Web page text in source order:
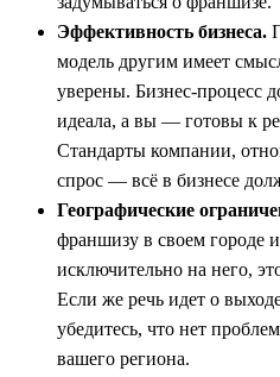
Эффективность бизнеса.
модель другим имеет
уверены. Бизнес-процесс
идеала, а вы — готовы к
Стандарты компании,
спрос — всё в бизнесе
Географические
франшизу в своем городе
исключительно на него,
Если же речь идет о
убедитесь, что нет
вашего региона.